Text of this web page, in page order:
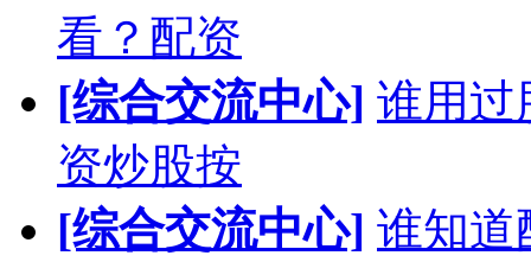
看？配资
[综合交流中心] 谁用过
资炒股按
[综合交流中心] 谁知道